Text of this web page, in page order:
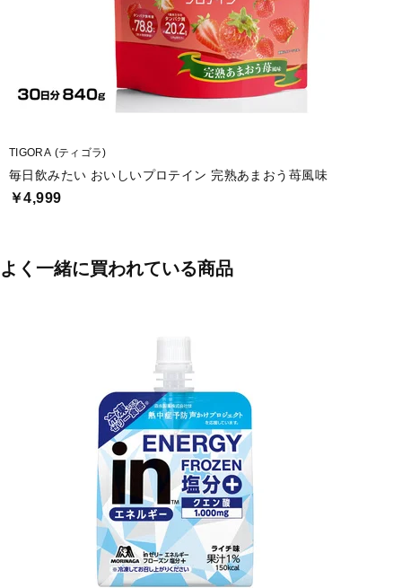
■1食当りグラム数(g):28
■たんぱく質含有量(%):75
■アレルギー物質:乳成分・大豆
■エネルギー(kcal):110
■果汁:なし
■生産国:日本
TIGORA (ティゴラ)
毎日飲みたい おいしいプロテイン 完熟あまおう苺風味
￥4,999
よく一緒に買われている商品